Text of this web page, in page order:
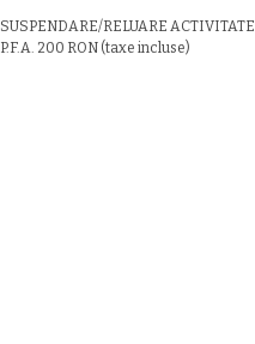
SUSPENDARE/RELUARE ACTIVITATE
P.F.A. 200 RON (taxe incluse)